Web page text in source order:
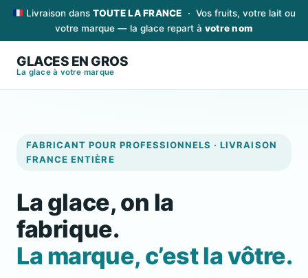
Aller Livraison dans TOUTE LA FRANCE · Vos fruits, votre lait ou
votre marque — la glace repart à votre nom
GLACES EN GROS
La glace à votre marque
FABRICANT POUR PROFESSIONNELS · LIVRAISON
FRANCE ENTIÈRE
La glace, on la
fabrique.
La marque, c’est la vôtre.